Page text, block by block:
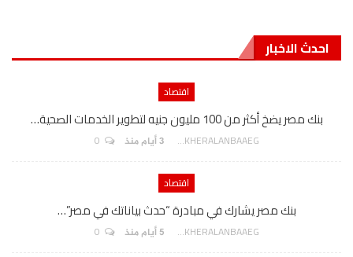
احدث الاخبار
اقتصاد
بنك مصر يضخ أكثر من 100 مليون جنيه لتطوير الخدمات الصحية…
AKHERALANBAAEG 3 أيام منذ
اقتصاد
بنك مصر يشارك في مبادرة “حدث بياناتك في مصر”…
AKHERALANBAAEG 5 أيام منذ